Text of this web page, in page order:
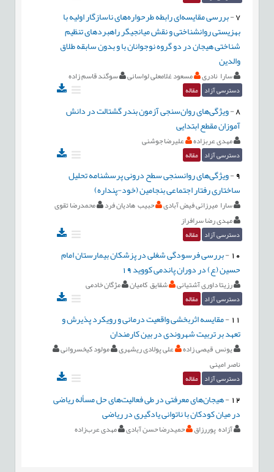
7
-بررسی مقایسه‌ای رابطه طرحواره‌های ناسازگار اولیه با
بهزیستی روانشناختی و نقش میانجیگر راهبرد‌های تنظیم
شناختی هیجان در دو گروه نوجوانان با و بدون سابقه طلاق
والدین
سارا نادری مسعود غلامعلی لواسانی سوگند قاسم زاده
دسترسی آزاد مقاله
8
-ویژگی‌های روان‌سنجی آزمون بندر گشتالت در دانش
آموزان مقطع ابتدایی
مهدی عربزاده علیرضا جوشنی
دسترسی آزاد مقاله
9
-ویژگی‌‌های روانسنجی سطح درونی پرسشنامه تحلیل
ساختاری رفتار اجتماعی بنجامین (خود-پنداره)
سارا میرزائی فیض آبادی حبیب هادیان فرد
محمدرضا تقوی
مهدی رضا سرافراز
دسترسی آزاد مقاله
10
-بررسی فرسودگی شغلی در پزشکان بیمارستان امام
حسین (ع) در دوران پاندمی کووید 19
رزیتا داوری آشتیانی شقایق کامیان مژگان خادمی
دسترسی آزاد مقاله
11
-مقایسه اثربخشی واقعیت درمانی و رویکرد پذیرش و
تعهد بر تربیت شهروندی در بین کارمندان
یونس قیصی زاده علی پولادی ریشهری
مولود کیخسروانی
ناصر امینی
دسترسی آزاد مقاله
12
-هیجان‌های معرفتی در طی فعالیت‌‌های حل مسأله ریاضی
در میان کودکان با ناتوانی یادگیری در ریاضی
آزاده پوررزاق حمیدرضا حسن آبادی مهدی عرب‌زاده